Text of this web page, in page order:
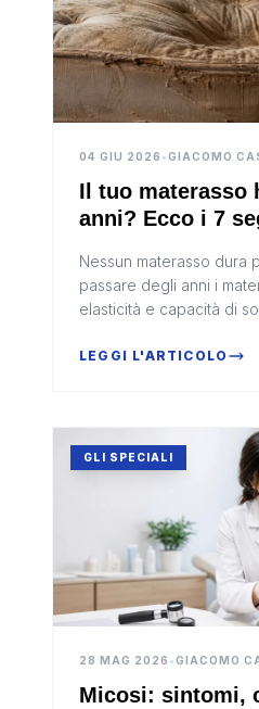
04 GIU 2026 •GIACOMO
Il tuo materasso
anni? Ecco i 7
sonno
Nessun materasso dura
passare degli anni i
elasticità e capacità di
causa di dolori e
riposo, e come
diventino cronici.
LEGGI L'ARTICOLO
GLI SPECIALI
28 MAG 2026 •GIACOMO
Micosi: sintomi,